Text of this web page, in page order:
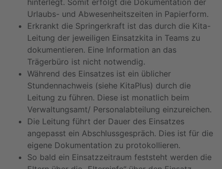
hinterlegt. Somit erfolgt die Dokumentation der
Urlaubs- und Abwesenheitszeiten in Papierform.
Erkrankt die Springerkraft ist das durch die Kita-
Leitung der jeweiligen Einsatzkita in Teams zu
dokumentieren. Eine Information an das
Trägerbüro ist nicht notwendig.
Während des Einsatzes ist ein üblicher
Stundennachweis (siehe KitaPlus) durch die
Leitung zu führen. Diese ist monatlich beim
Verwaltungsamt/ Personalabteilung einzureichen.
Die Leitung führt der Dauer des Einsatzes
angepasst ein Abschlussgespräch. Dies ist für die
eigene Dokumentation zu protokollieren.
So bald ein Einsatzzeitraum feststeht werden die